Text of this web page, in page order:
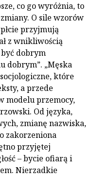
co go wyróżnia, to
O sile wzorów
przyjmują
z wnikliwością
dobrym
dobrym”. „Męska
które
a przede
modelu przemocy,
Od języka,
zmianę nazwiska,
zakorzeniona
przyjętej
– bycie ofiarą i
Nierzadkie